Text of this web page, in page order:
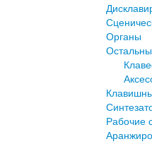
Органы
Рабочие